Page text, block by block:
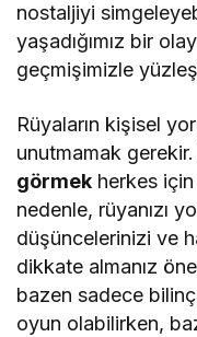
nostaljiyi
yaşadığımız bir
geçmişimizle
Rüyaların kişisel
unutmamak gerekir.
görmek herkes
nedenle, rüyanızı
düşüncelerinizi ve
dikkate almanız
bazen sadece
oyun olabilirken,